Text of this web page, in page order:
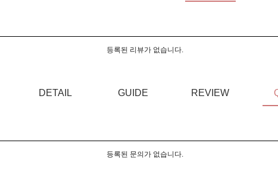
등록된 리뷰가 없습니다.
DETAIL GUIDE REVIEW
등록된 문의가 없습니다.